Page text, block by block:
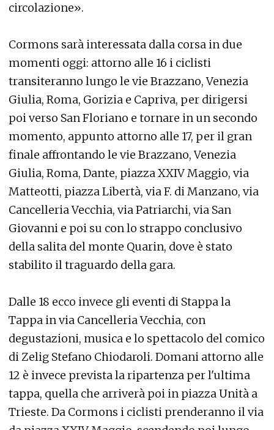
circolazione».
Cormons sarà interessata dalla corsa in due
momenti oggi: attorno alle 16 i ciclisti
transiteranno lungo le vie Brazzano, Venezia
Giulia, Roma, Gorizia e Capriva, per dirigersi
poi verso San Floriano e tornare in un secondo
momento, appunto attorno alle 17, per il gran
finale affrontando le vie Brazzano, Venezia
Giulia, Roma, Dante, piazza XXIV Maggio, via
Matteotti, piazza Libertà, via F. di Manzano, via
Cancelleria Vecchia, via Patriarchi, via San
Giovanni e poi su con lo strappo conclusivo
della salita del monte Quarin, dove è stato
stabilito il traguardo della gara.
Dalle 18 ecco invece gli eventi di Stappa la
Tappa in via Cancelleria Vecchia, con
degustazioni, musica e lo spettacolo del comico
di Zelig Stefano Chiodaroli. Domani attorno alle
12 è invece prevista la ripartenza per l'ultima
tappa, quella che arriverà poi in piazza Unità a
Trieste. Da Cormons i ciclisti prenderanno il via